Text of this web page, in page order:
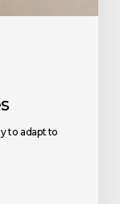
to adapt to